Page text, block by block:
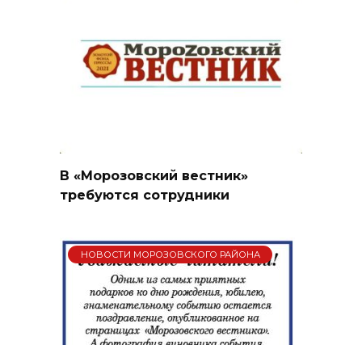
В «Морозовский вестник»
требуются сотрудники
НОВОСТИ МОРОЗОВСКОГО РАЙОНА